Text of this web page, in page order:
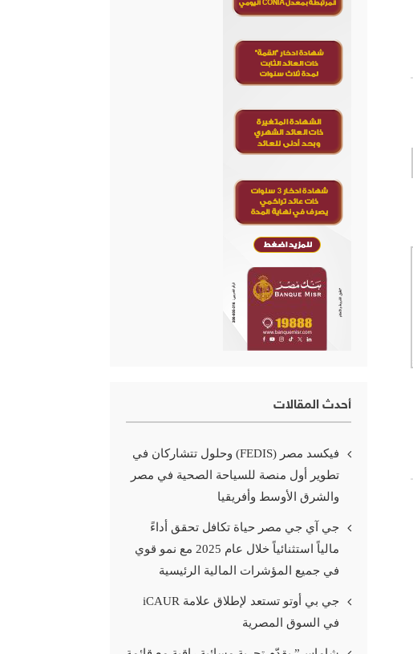
أحدث المقالات
فيكسد مصر (FEDIS) وحلول تتشاركان في
تطوير أول منصة للسياحة الصحية في مصر
والشرق الأوسط وأفريقيا
جي آي جي مصر حياة تكافل تحقق أداءً
مالياً استثنائياً خلال عام 2025 مع نمو قوي
في جميع المؤشرات المالية الرئيسية
جي بي أوتو تستعد لإطلاق علامة iCAUR
في السوق المصرية